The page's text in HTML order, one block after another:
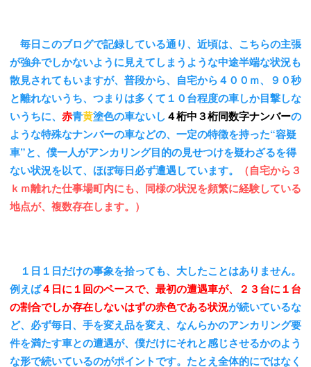
毎日このブログで記録している通り、近頃は、こちらの主張
が強弁でしかないように見えてしまうような中途半端な状況も
散見されてもいますが、普段から、自宅から４００ｍ、９０秒
と離れないうち、つまりは多くて１０台程度の車しか目撃しな
いうちに、 赤青黄塗色の車ないし４桁中３桁同数字ナンバーの
ような特殊なナンバーの車などの、一定の特徴を持った“容疑
車”と、僕一人がアンカリング目的の見せつけを疑わざるを得
ない状況を以て、ほぼ毎日必ず遭遇しています。
（自宅から３
ｋｍ離れた仕事場町内にも、同様の状況を頻繁に経験している
地点が、複数存在します。）
１日１日だけの事象を拾っても、大したことはありません。
例えば４日に１回のペースで、最初の遭遇車が、２３台に１台
の割合でしか存在しないはずの赤色である状況が続いているな
ど、必ず毎日、手を変え品を変え、なんらかのアンカリング要
件を満たす車との遭遇が、僕だけにそれと感じさせるかのよう
な形で続いているのがポイントです。たとえ全体的にではなく